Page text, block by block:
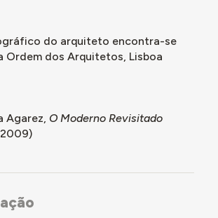
Mundial e lá se manteve até
e venceu todos os prémios da
do Salão de Belas Artes
e 1946.
com Meira Filho, dos
o Estádio dos Covões, sede da
auditório do Conservatório
entrada nobre do Museu Emílio
urbano envolvente à estátua de
da autoria de António Duarte, em
do arquiteto encontra-se
Ordem dos Arquitetos, Lisboa
Agarez, O Moderno Revisitado
2009)